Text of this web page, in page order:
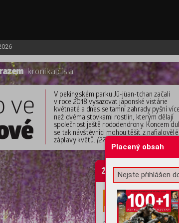
Žádost o souhlas s
ve
vé
V pekingském parku Jü-jüan-tchan začali
v roce 2018 vysazovat japonské vistárie
květnaté a dnes se tamní zahrady pyšní více
než dvěma stovkami rostlin, kterým dělají
společnost ještě rododendrony. Koncem
se tak návštěvníci mohou těšit z naﬁalovělé
záplavy květů. (27. dubna 2026)
em kronika čísla
Placený obsah
Nejste přihlášen